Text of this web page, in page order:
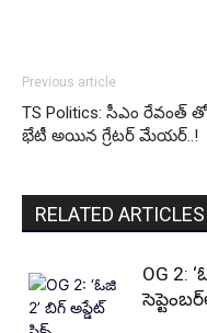
Previous article
TS Politics: సీఎం రేవంత్ తో
భేటీ అయిన గ్రేటర్ మేయర్..!
RELATED ARTICLES
OG 2: